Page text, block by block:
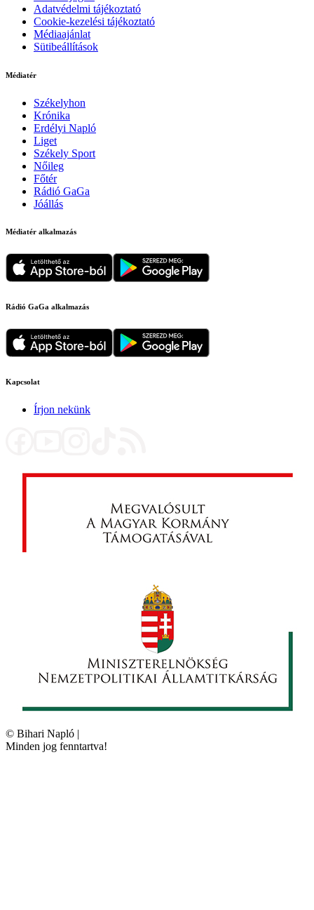
Adatvédelmi tájékoztató
Cookie-kezelési tájékoztató
Médiaajánlat
Sütibeállítások
Médiatér
Székelyhon
Krónika
Erdélyi Napló
Liget
Székely Sport
Nőileg
Főtér
Rádió GaGa
Jóállás
Médiatér alkalmazás
Rádió GaGa alkalmazás
Kapcsolat
Írjon nekünk
© Bihari Napló |
Minden jog fenntartva!